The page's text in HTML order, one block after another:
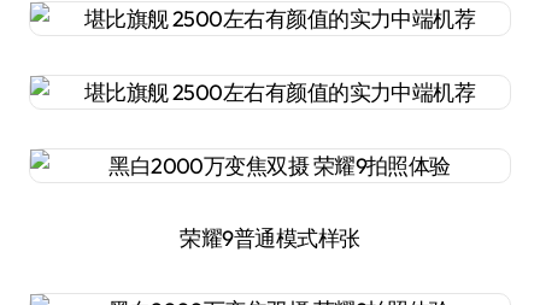
荣耀9普通模式样张